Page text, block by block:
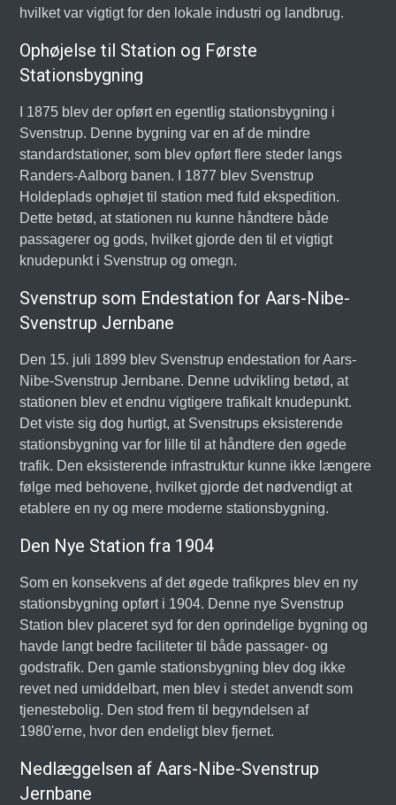
hvilket var vigtigt for den lokale industri og landbrug.
Ophøjelse til Station og Første
Stationsbygning
I 1875 blev der opført en egentlig stationsbygning i
Svenstrup. Denne bygning var en af de mindre
standardstationer, som blev opført flere steder langs
Randers-Aalborg banen. I 1877 blev Svenstrup
Holdeplads ophøjet til station med fuld ekspedition.
Dette betød, at stationen nu kunne håndtere både
passagerer og gods, hvilket gjorde den til et vigtigt
knudepunkt i Svenstrup og omegn.
Svenstrup som Endestation for Aars-Nibe-
Svenstrup Jernbane
Den 15. juli 1899 blev Svenstrup endestation for Aars-
Nibe-Svenstrup Jernbane. Denne udvikling betød, at
stationen blev et endnu vigtigere trafikalt knudepunkt.
Det viste sig dog hurtigt, at Svenstrups eksisterende
stationsbygning var for lille til at håndtere den øgede
trafik. Den eksisterende infrastruktur kunne ikke længere
følge med behovene, hvilket gjorde det nødvendigt at
etablere en ny og mere moderne stationsbygning.
Den Nye Station fra 1904
Som en konsekvens af det øgede trafikpres blev en ny
stationsbygning opført i 1904. Denne nye Svenstrup
Station blev placeret syd for den oprindelige bygning og
havde langt bedre faciliteter til både passager- og
godstrafik. Den gamle stationsbygning blev dog ikke
revet ned umiddelbart, men blev i stedet anvendt som
tjenestebolig. Den stod frem til begyndelsen af
1980'erne, hvor den endeligt blev fjernet.
Nedlæggelsen af Aars-Nibe-Svenstrup
Jernbane